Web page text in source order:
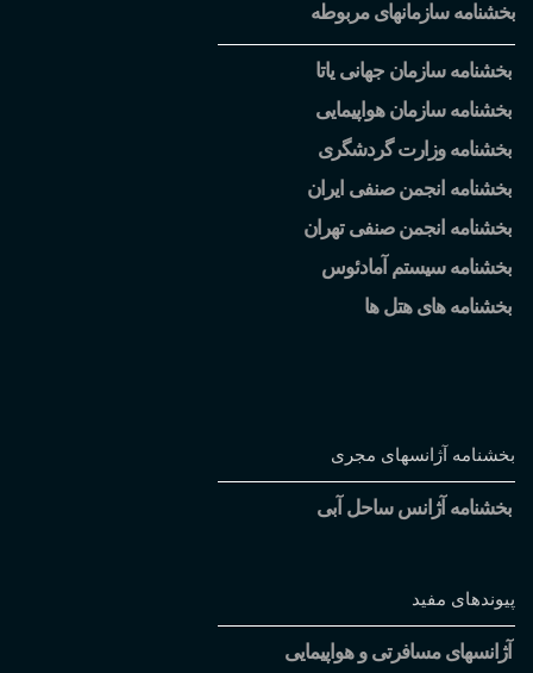
بخشنامه سازمانهای مربوطه
بخشنامه سازمان جهانی یاتا
بخشنامه سازمان هواپیمایی
بخشنامه وزارت گردشگری
بخشنامه انجمن صنفی ایران
بخشنامه انجمن صنفی تهران
بخشنامه سیستم آمادئوس
بخشنامه های هتل ها
بخشنامه آژانسهای مجری
بخشنامه آژانس ساحل آبی
پیوندهای مفید
آژانسهای مسافرتی و هواپیمایی